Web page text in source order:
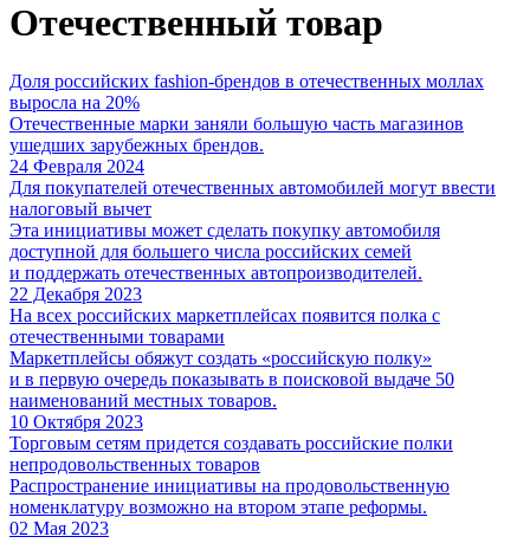
Отечественный товар
Доля российских fashion-брендов в отечественных моллах
выросла на 20%
Отечественные марки заняли большую часть магазинов
ушедших зарубежных брендов.
24 Февраля 2024
Для покупателей отечественных автомобилей могут ввести
налоговый вычет
Эта инициативы может сделать покупку автомобиля
доступной для большего числа российских семей
и поддержать отечественных автопроизводителей.
22 Декабря 2023
На всех российских маркетплейсах появится полка с
отечественными товарами
Маркетплейсы обяжут создать «российскую полку»
и в первую очередь показывать в поисковой выдаче 50
наименований местных товаров.
10 Октября 2023
Торговым сетям придется создавать российские полки
непродовольственных товаров
Распространение инициативы на продовольственную
номенклатуру возможно на втором этапе реформы.
02 Мая 2023